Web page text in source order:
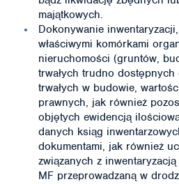
majątkowych.
Dokonywanie
właściwymi komórkami
nieruchomości (gruntów,
trwałych trudno
trwałych w budowie,
prawnych, jak również
objętych ewidencją
danych ksiąg
dokumentami, jak również
związanych z
MF przeprowadzaną w